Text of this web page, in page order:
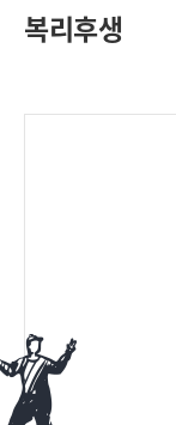
복리후생